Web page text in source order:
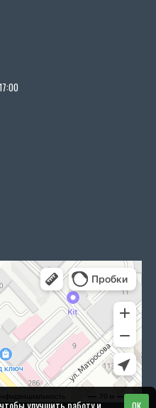
улучшить работу и